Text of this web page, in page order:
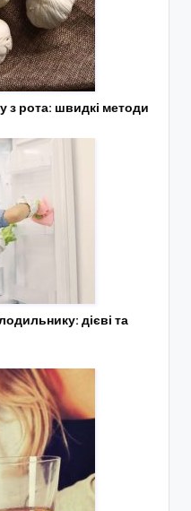
з рота: швидкі методи
дієві та